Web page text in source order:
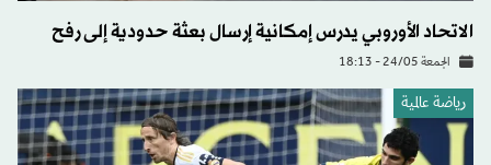
الاتحاد الأوروبي يدرس إمكانية إرسال بعثة حدودية إلى رفح
الجمعة 24/05 - 18:13
رياضة عالمية